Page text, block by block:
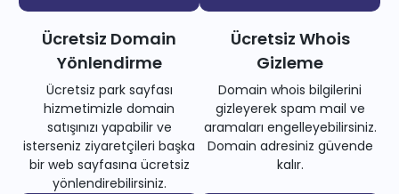
Ücretsiz Domain
Yönlendirme
Ücretsiz park sayfası
hizmetimizle domain
satışınızı yapabilir ve
isterseniz ziyaretçileri başka
bir web sayfasına ücretsiz
yönlendirebilirsiniz.
Ücretsiz Whois
Gizleme
Domain whois bilgilerini
gizleyerek spam mail ve
aramaları engelleyebilirsiniz.
Domain adresiniz güvende
kalır.